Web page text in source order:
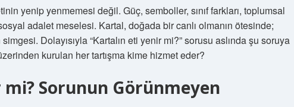
yenip yenmemesi değil. Güç, semboller, sınıf farkları, toplumsal
adalet meselesi. Kartal, doğada bir canlı olmanın ötesinde;
Dolayısıyla “Kartalın eti yenir mi?” sorusu aslında şu soruya
kurulan her tartışma kime hizmet eder?
mi? Sorunun Görünmeyen